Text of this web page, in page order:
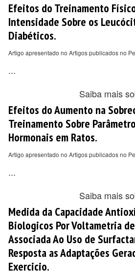
Efeitos do Treinamento
Intensidade Sobre os
Diabéticos.
Artigo apresentado no Artigos publicados no
...
Saiba mais
Efeitos do Aumento na
Treinamento Sobre
Hormonais em Ratos.
Artigo apresentado no Artigos publicados no
...
Saiba mais
Medida da Capacidade
Biologicos Por Voltametria
Associada Ao Uso de
Resposta as Adaptações
Exercicio.